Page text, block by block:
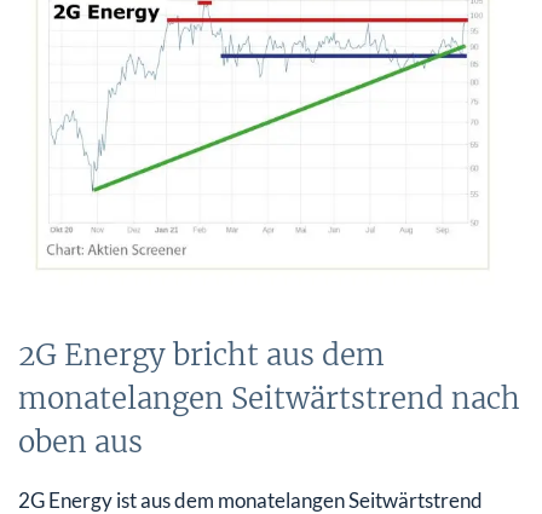
2G Energy bricht aus dem
monatelangen Seitwärtstrend nach
oben aus
2G Energy ist aus dem monatelangen Seitwärtstrend